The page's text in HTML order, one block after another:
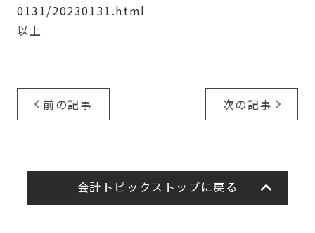
0131/20230131.html
以上
前の記事 次の記事
会計トピックストップに戻る